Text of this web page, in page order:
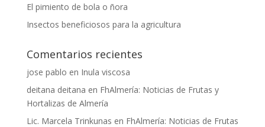
El pimiento de bola o ñora
Insectos beneficiosos para la agricultura
Comentarios recientes
jose pablo en Inula viscosa
deitana deitana en FhAlmería: Noticias de Frutas y
Hortalizas de Almería
Lic. Marcela Trinkunas en FhAlmería: Noticias de Frutas